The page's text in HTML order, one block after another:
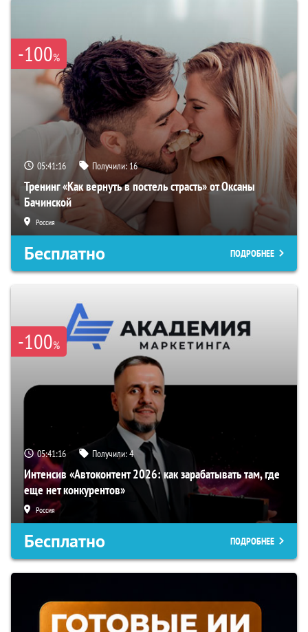
-100%
05:41:15 Получили:16
Тренинг «Как вернуть в постель страсть» от Оксаны
Бачинской
Россия
Бесплатно ПОДРОБНЕЕ
-100%
05:41:15 Получили:4
Интенсив «Автоконтент 2026: как зарабатывать там, где
еще нет конкурентов»
Россия
Бесплатно ПОДРОБНЕЕ